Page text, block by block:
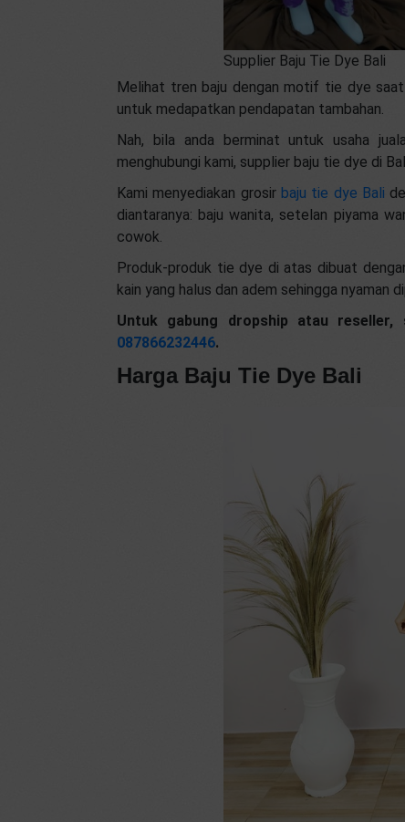
Supplier Baju Tie Dye Bali
Melihat tren baju dengan motif tie dye
untuk medapatkan pendapatan tambahan.
Nah, bila anda berminat untuk usaha
menghubungi kami, supplier baju tie dye di
Kami menyediakan grosir baju tie dye Bali
diantaranya: baju wanita, setelan piyama
cowok.
Produk-produk tie dye di atas dibuat
kain yang halus dan adem sehingga nyaman
Untuk gabung dropship atau reseller,
087866232446.
Harga Baju Tie Dye Bali